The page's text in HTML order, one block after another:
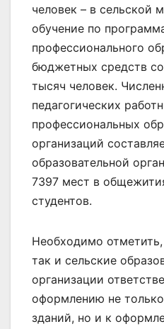
человек – в сельской
обучение по
профессионального
бюджетных средств
тысяч человек.
педагогических
профессиональных
организаций
образовательной
7397 мест в
студентов.
Необходимо
так и сельские
организации
оформлению не
зданий, но и к